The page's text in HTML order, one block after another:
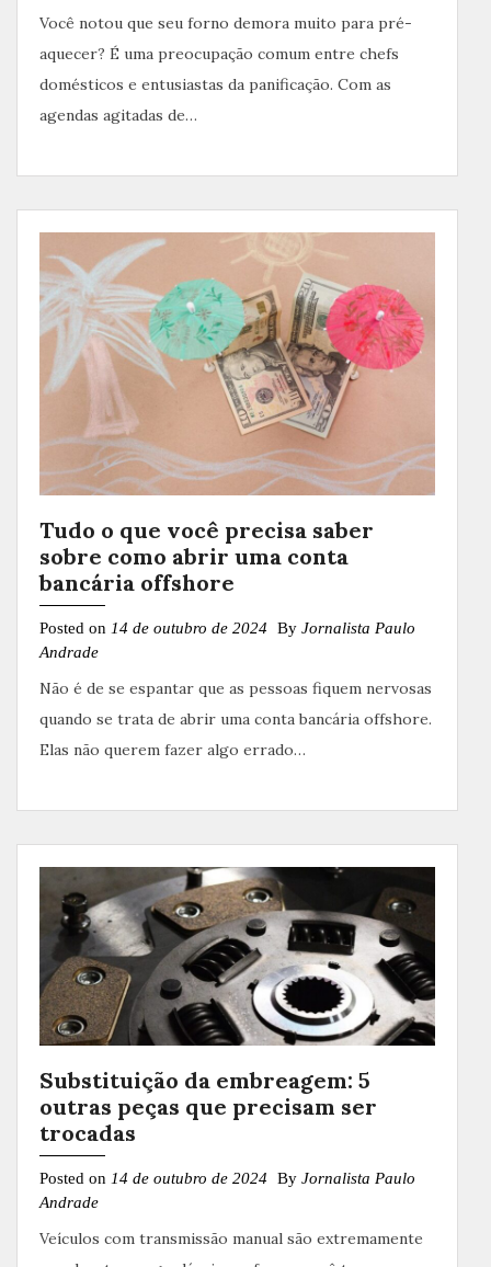
Você notou que seu forno demora muito para pré-
aquecer? É uma preocupação comum entre chefs
domésticos e entusiastas da panificação. Com as
agendas agitadas de…
Tudo o que você precisa saber
sobre como abrir uma conta
bancária offshore
Posted on 14 de outubro de 2024 By Jornalista Paulo
Andrade
Não é de se espantar que as pessoas fiquem nervosas
quando se trata de abrir uma conta bancária offshore.
Elas não querem fazer algo errado…
Substituição da embreagem: 5
outras peças que precisam ser
trocadas
Posted on 14 de outubro de 2024 By Jornalista Paulo
Andrade
Veículos com transmissão manual são extremamente